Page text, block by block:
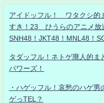
アイドッフル！ ワタクシ的
すき！23 ひうらのアニメ放
SNH48！JKT48！MNL48！
タダッフル！ネトゲ廃人的
パワーズ！
・ハゲッフル！哀愁のハゲ
ゲっTEL？